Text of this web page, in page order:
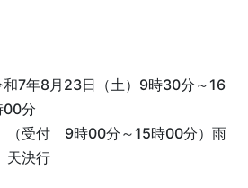
和7年8月23日（土）9時30分～16
00分
（受付 9時00分～15時00分）雨
天決行